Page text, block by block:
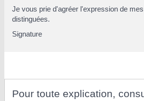
Je vous prie d'agréer l'expression de
distinguées.
Signature
Pour toute explication,